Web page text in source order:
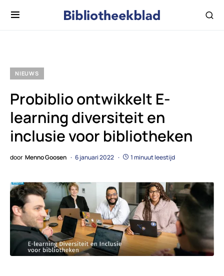
NIEUWS
Probiblio ontwikkelt E-
learning diversiteit en
inclusie voor bibliotheken
door Menno Goosen 6 januari 2022 1 minuut leestijd